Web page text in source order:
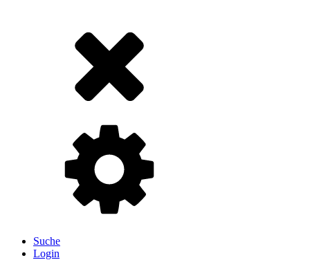
Suche
Login